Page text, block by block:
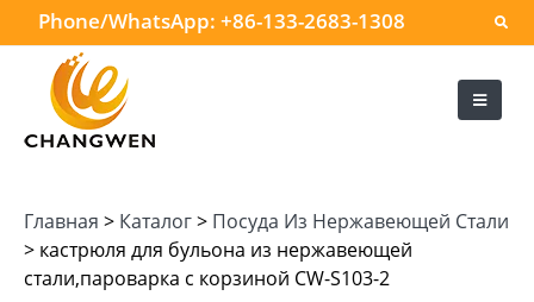
Phone/WhatsApp:+86-133-2683-1308
Главная > Каталог> Посуда Из Нержавеющей Стали
> кастрюля для бульона из нержавеющей
стали,пароварка с корзиной CW-S103-2